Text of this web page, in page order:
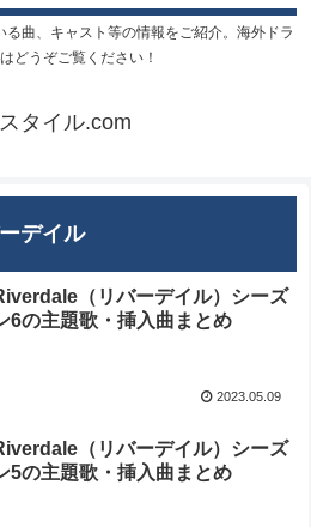
曲、キャスト等の情報をご紹介。海外ドラ
どうぞご覧ください！
タイル.com
デイル
（リバーデイル）シーズ
6の主題歌・挿入曲まとめ
2023.05.09
（リバーデイル）シーズ
5の主題歌・挿入曲まとめ